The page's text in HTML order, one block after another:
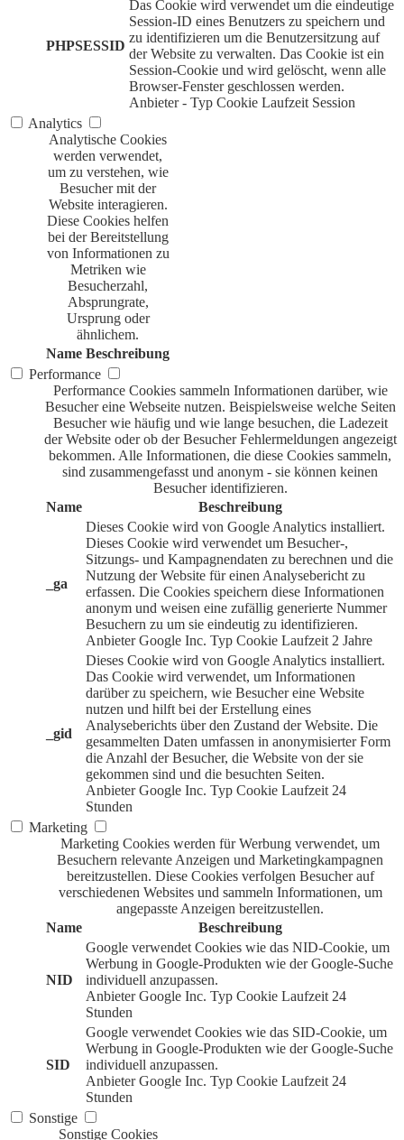
PHPSESSID
Das Cookie wird verwendet um die eindeutige
Session-ID eines Benutzers zu speichern und
zu identifizieren um die Benutzersitzung auf
der Website zu verwalten. Das Cookie ist ein
Session-Cookie und wird gelöscht, wenn alle
Browser-Fenster geschlossen werden.
Anbieter - Typ Cookie Laufzeit Session
Analytics
Analytische Cookies
werden verwendet,
um zu verstehen, wie
Besucher mit der
Website interagieren.
Diese Cookies helfen
bei der Bereitstellung
von Informationen zu
Metriken wie
Besucherzahl,
Absprungrate,
Ursprung oder
ähnlichem.
Name Beschreibung
Performance
Performance Cookies sammeln Informationen darüber, wie
Besucher eine Webseite nutzen. Beispielsweise welche Seiten
Besucher wie häufig und wie lange besuchen, die Ladezeit
der Website oder ob der Besucher Fehlermeldungen angezeigt
bekommen. Alle Informationen, die diese Cookies sammeln,
sind zusammengefasst und anonym - sie können keinen
Besucher identifizieren.
Name
Beschreibung
_ga
Dieses Cookie wird von Google Analytics installiert.
Dieses Cookie wird verwendet um Besucher-,
Sitzungs- und Kampagnendaten zu berechnen und die
Nutzung der Website für einen Analysebericht zu
erfassen. Die Cookies speichern diese Informationen
anonym und weisen eine zufällig generierte Nummer
Besuchern zu um sie eindeutig zu identifizieren.
Anbieter Google Inc. Typ Cookie Laufzeit 2 Jahre
_gid
Dieses Cookie wird von Google Analytics installiert.
Das Cookie wird verwendet, um Informationen
darüber zu speichern, wie Besucher eine Website
nutzen und hilft bei der Erstellung eines
Analyseberichts über den Zustand der Website. Die
gesammelten Daten umfassen in anonymisierter Form
die Anzahl der Besucher, die Website von der sie
gekommen sind und die besuchten Seiten.
Anbieter Google Inc. Typ Cookie Laufzeit 24
Stunden
Marketing
Marketing Cookies werden für Werbung verwendet, um
Besuchern relevante Anzeigen und Marketingkampagnen
bereitzustellen. Diese Cookies verfolgen Besucher auf
verschiedenen Websites und sammeln Informationen, um
angepasste Anzeigen bereitzustellen.
Name
Beschreibung
NID
Google verwendet Cookies wie das NID-Cookie, um
Werbung in Google-Produkten wie der Google-Suche
individuell anzupassen.
Anbieter Google Inc. Typ Cookie Laufzeit 24
Stunden
SID
Google verwendet Cookies wie das SID-Cookie, um
Werbung in Google-Produkten wie der Google-Suche
individuell anzupassen.
Anbieter Google Inc. Typ Cookie Laufzeit 24
Stunden
Sonstige
Sonstige Cookies